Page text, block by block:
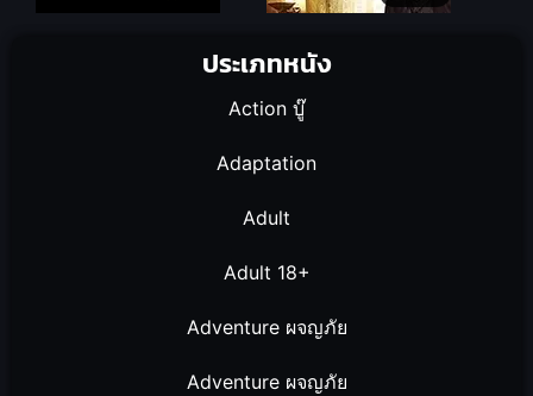
ประเภทหนัง
Action บู๊
Adaptation
Adult
Adult 18+
Adventure ผจญภัย
Adventure ผจญภัย